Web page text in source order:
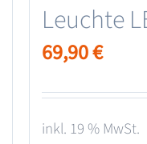
Leuchte
69,90€
inkl. 19 % MwSt.